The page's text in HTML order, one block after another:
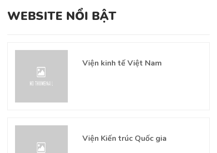
WEBSITE NỔI BẬT
Viện kinh tế Việt Nam
Viện Kiến trúc Quốc gia